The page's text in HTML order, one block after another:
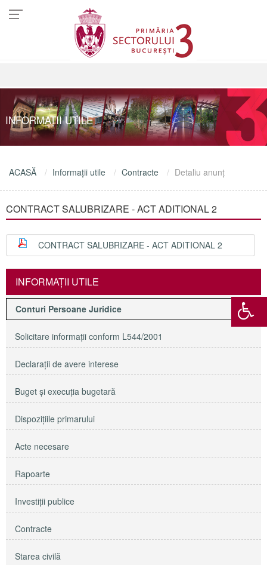
INFORMAŢII UTILE
ACASĂ Informaţii utile Contracte Detaliu anunţ
CONTRACT SALUBRIZARE - ACT ADITIONAL 2
CONTRACT SALUBRIZARE - ACT ADITIONAL 2
INFORMAŢII UTILE
Conturi Persoane Juridice
Solicitare informaţii conform L544/2001
Declaraţii de avere interese
Buget şi execuţia bugetară
Dispoziţiile primarului
Acte necesare
Rapoarte
Investiţii publice
Contracte
Starea civilă